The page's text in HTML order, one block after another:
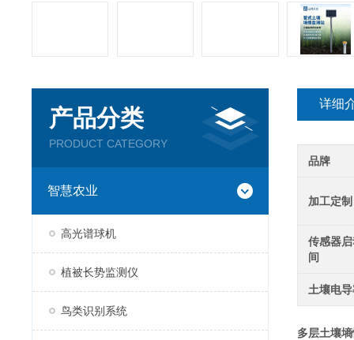
产品分类
PRODUCT CATEGORY
智慧农业
高光谱球机
植被长势监测仪
鸟类识别系统
详细
品牌
加工定制
传感器
间
土壤电
多层土壤